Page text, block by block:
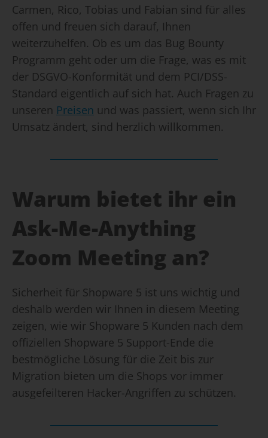
Carmen, Rico, Tobias und Fabian sind für alles
offen und freuen sich darauf, Ihnen
weiterzuhelfen. Ob es um das Bug Bounty
Programm geht oder um die Frage, was es mit
der DSGVO-Konformität und dem PCI/DSS-
Standard eigentlich auf sich hat. Auch Fragen zu
unseren Preisen und was passiert, wenn sich Ihr
Umsatz ändert, sind herzlich willkommen.
Warum bietet ihr ein
Ask-Me-Anything
Zoom Meeting an?
Sicherheit für Shopware 5 ist uns wichtig und
deshalb werden wir Ihnen in diesem Meeting
zeigen, wie wir Shopware 5 Kunden nach dem
offiziellen Shopware 5 Support-Ende die
bestmögliche Lösung für die Zeit bis zur
Migration bieten um die Shops vor immer
ausgefeilteren Hacker-Angriffen zu schützen.